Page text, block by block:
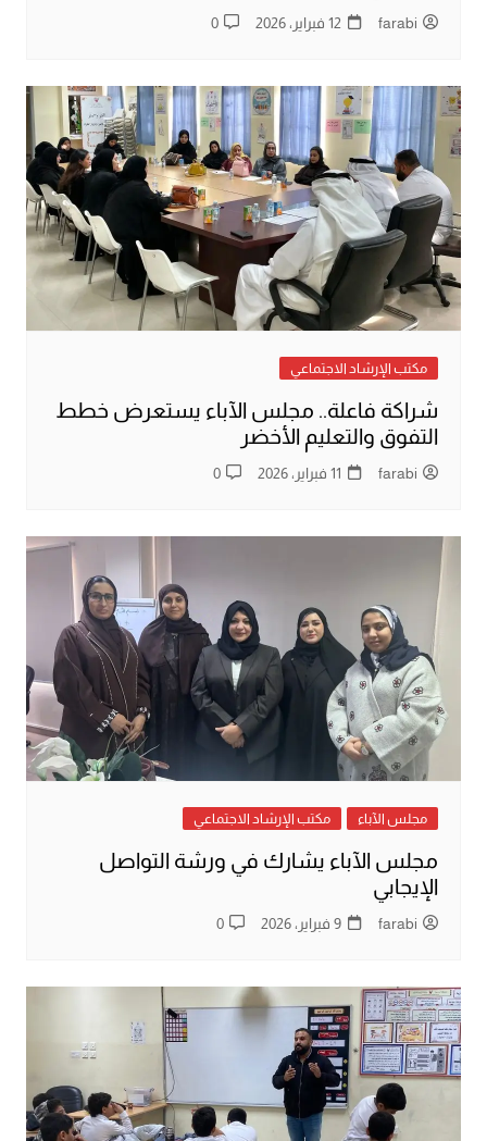
farabi 12 فبراير، 2026 0
مكتب الإرشاد الاجتماعي
شراكة فاعلة.. مجلس الآباء يستعرض خطط
التفوق والتعليم الأخضر
farabi 11 فبراير، 2026 0
مجلس الآباء مكتب الإرشاد الاجتماعي
مجلس الآباء يشارك في ورشة التواصل
الإيجابي
farabi 9 فبراير، 2026 0